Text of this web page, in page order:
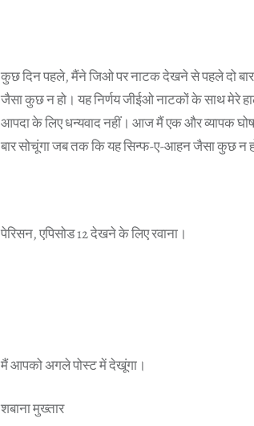
कुछ दिन पहले, मैंने जिओ पर नाटक देखने से पहले दो
जैसा कुछ न हो। यह निर्णय जीईओ नाटकों के साथ मेरे
आपदा के लिए धन्यवाद नहीं। आज मैं एक और व्यापक
बार सोचूंगा जब तक कि यह सिन्फ-ए-आहन जैसा कुछ न
पेरिसन, एपिसोड 12 देखने के लिए रवाना।
मैं आपको अगले पोस्ट में देखूंगा।
शबाना मुख्तार